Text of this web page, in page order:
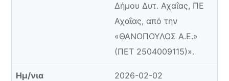
Δήμου Δυτ. Αχαΐας, ΠΕ
Αχαΐας, από την
«ΘΑΝΟΠΟΥΛΟΣ Α.Ε.»
(ΠΕΤ 2504009115)».
2026-02-02